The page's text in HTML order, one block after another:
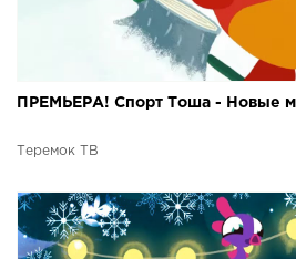
ПРЕМЬЕРА! Спорт Тоша - Новые
Теремок ТВ